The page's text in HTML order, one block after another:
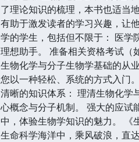
了理论知识的梳理，本书也适当
有助于激发读者的学习兴趣，让
学的学生，包括但不限于： 医学
理想助手。 准备相关资格考试（
生物化学与分子生物学基础的从
您以一种轻松、系统的方式入门
清晰的知识体系： 理清生物化学
心概念与分子机制。 强大的应试
中，体验生物学知识的魅力。 《
生命科学海洋中，乘风破浪，直